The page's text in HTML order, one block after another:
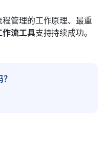
管理的工作原理、最重
作流工具支持持续成功。